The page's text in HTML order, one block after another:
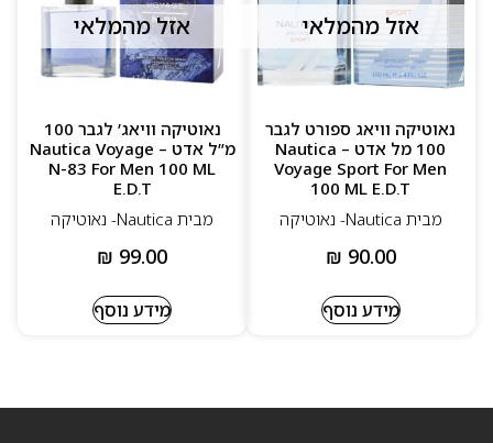
אזל מהמלאי
נאוטיקה וויאג ספורט לגבר
100 מל אדט – Nautica
Voyage Sport For Men
100 ML E.D.T
מבית Nautica‏- נאוטיקה
₪ 90.00
מידע נוסף
אזל מהמלאי
נאוטיקה וויאג’ לגבר 100
מ”ל אדט – Nautica Voyage
N-83 For Men 100 ML
E.D.T
מבית Nautica‏- נאוטיקה
₪ 99.00
מידע נוסף